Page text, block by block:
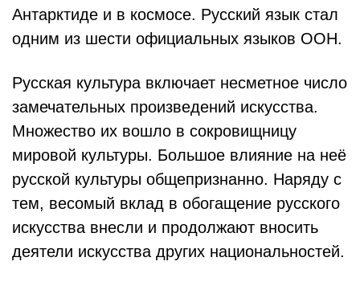
Антарктиде и в космосе. Русский язык стал
одним из шести официальных языков ООН.
Русская культура включает несметное число
замечательных произведений искусства.
Множество их вошло в сокровищницу
мировой культуры. Большое влияние на неё
русской культуры общепризнанно. Наряду с
тем, весомый вклад в обогащение русского
искусства внесли и продолжают вносить
деятели искусства других национальностей.